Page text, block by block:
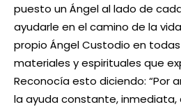
puesto un Ángel al lado de
ayudarle en el camino de la
propio Ángel Custodio en
materiales y espirituales que
Reconocía esto diciendo: “Por
la ayuda constante, inmediata,